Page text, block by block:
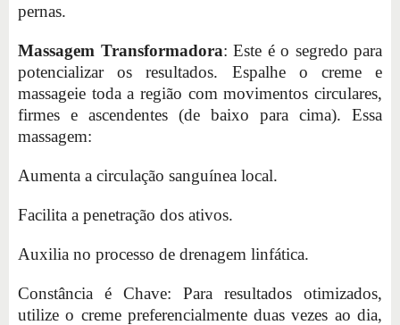
pernas.
Massagem Transformadora: Este é o segredo para
potencializar os resultados. Espalhe o creme e
massageie toda a região com movimentos circulares,
firmes e ascendentes (de baixo para cima). Essa
massagem:
Aumenta a circulação sanguínea local.
Facilita a penetração dos ativos.
Auxilia no processo de drenagem linfática.
Constância é Chave: Para resultados otimizados,
utilize o creme preferencialmente duas vezes ao dia,